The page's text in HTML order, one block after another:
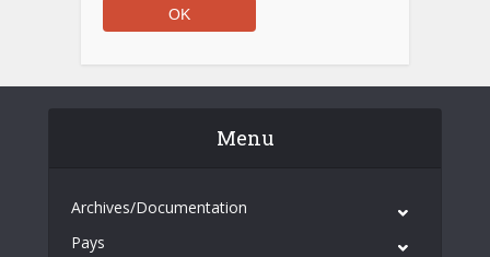
Menu
Archives/Documentation
Pays